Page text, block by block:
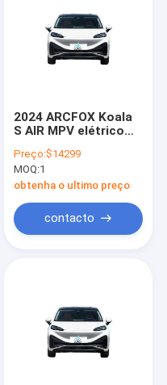
2024 ARCFOX Koala
S AIR MPV elétrico
500km ARCFOX
Veículos de novos
recursos
energéticos ARCFOX
Koala S
Preço:$14299
MOQ:1
obtenha o ultimo preço
contacto